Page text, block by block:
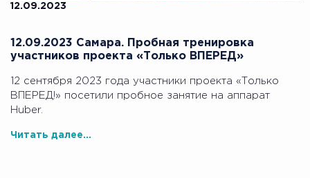
12.09.2023
12.09.2023 Самара. Пробная тренировка
участников проекта «Только ВПЕРЕД»
12 сентября 2023 года участники проекта «Только
ВПЕРЕД!» посетили пробное занятие на аппарат
Huber.
Читать далее...